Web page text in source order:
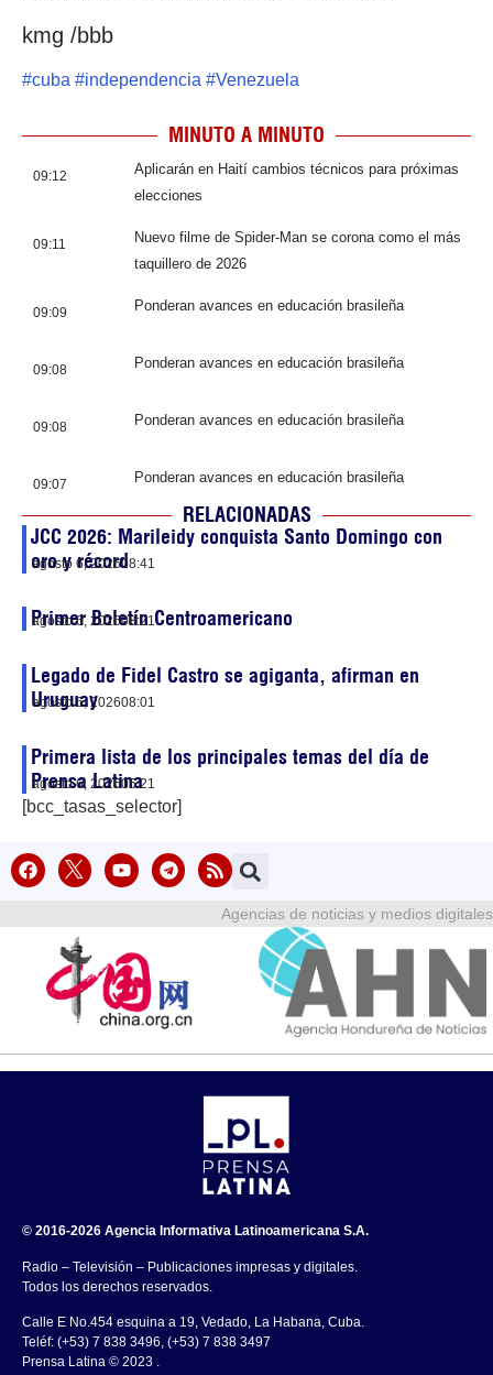
kmg /bbb
#cuba #independencia #Venezuela
MINUTO A MINUTO
09:12
Aplicarán en Haití cambios técnicos para próximas
elecciones
09:11
Nuevo filme de Spider-Man se corona como el más
taquillero de 2026
09:09 Ponderan avances en educación brasileña
09:08 Ponderan avances en educación brasileña
09:08 Ponderan avances en educación brasileña
09:07 Ponderan avances en educación brasileña
RELACIONADAS
JCC 2026: Marileidy conquista Santo Domingo con
oro y récord
agosto 6, 202608:41
Primer Boletín Centroamericano
agosto 6, 202608:21
Legado de Fidel Castro se agiganta, afirman en
Uruguay
agosto 6, 202608:01
Primera lista de los principales temas del día de
Prensa Latina
agosto 6, 202605:21
[bcc_tasas_selector]
Agencias de noticias y medios digitales
© 2016-2026 Agencia Informativa Latinoamericana S.A.
Radio – Televisión – Publicaciones impresas y digitales.
Todos los derechos reservados.
Calle E No.454 esquina a 19, Vedado, La Habana, Cuba.
Teléf: (+53) 7 838 3496, (+53) 7 838 3497
Prensa Latina © 2023 .